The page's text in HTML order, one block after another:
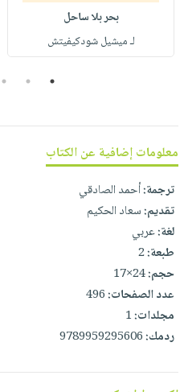
صابون
أطفال
مناسبات
فيديوهات
أسئلة
يتكرر
نيل
وفرات
كتابك
معنا
التسوق
بحر بلا ساحل
لـ ميشيل شودكيفيتش
1
2
3
معلومات إضافية عن الكتاب
ترجمة:أحمد الصادقي
تقديم:سعاد الحكيم
لغة:عربي
طبعة:2
حجم:24×17
عدد الصفحات:496
مجلدات:1
ردمك:9789959295606